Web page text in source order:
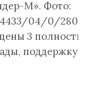
М». Фото:
04/0/
3
поддержку…